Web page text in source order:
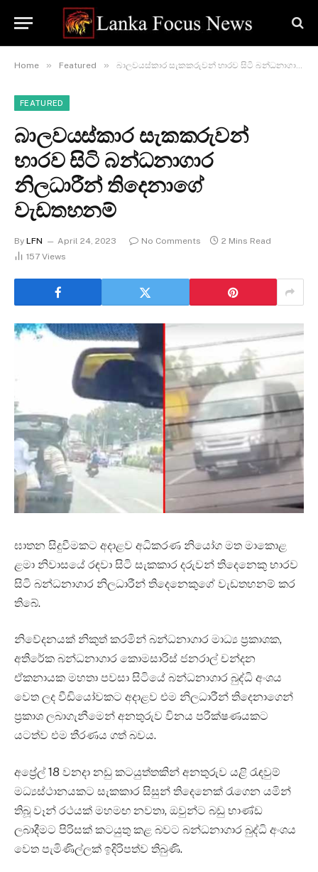
Home » Featured » බාලවයස්කාර සැකකරුවන් භාරව සිටි බන්ධනාගාර නිලධාරීන් තිදෙනාගේ වැඩතහනම්
FEATURED
බාලවයස්කාර සැකකරුවන්
භාරව සිටි බන්ධනාගාර
නිලධාරීන් තිදෙනාගේ
වැඩතහනම්
By LFN April 24, 2023 No Comments
2 Mins Read
157 Views
ඝාතන සිදුවීමකට අදාළව අධිකරණ නියෝග මත මාකොළ
ළමා නිවාසයේ රඳවා සිටි සැකකාර දරුවන් තිදෙනෙකු භාරව
සිටි බන්ධනාගාර නිලධාරීන් තිදෙනෙකුගේ වැඩතහනම් කර
තිබේ.
නිවේදනයක් නිකුත් කරමින් බන්ධනාගාර මාධ්‍ය ප්‍රකාශක,
අතිරේක බන්ධනාගාර කොමසාරිස් ජනරාල් චන්දන
ඒකනායක මහතා පවසා සිටියේ බන්ධනාගාර බුද්ධි අංශය
වෙත ලද වීඩියෝවකට අදාළව එම නිලධාරීන් තිදෙනාගෙන්
ප්‍රකාශ ලබාගැනීමෙන් අනතුරුව විනය පරීක්ෂණයකට
යටත්ව එම තීරණය ගත් බවය.
අප්‍රේල් 18 වනදා නඩු කටයුත්තකින් අනතුරුව යළි රැඳවුම්
මධ්‍යස්ථානයකට සැකකාර සිසුන් තිදෙනෙක් රැගෙන යමින්
තිබූ වෑන් රථයක් මහමඟ නවතා, ඔවුන්ට බඩු භාණ්ඩ
ලබාදීමට පිරිසක් කටයුතු කළ බවට බන්ධනාගාර බුද්ධි අංශය
වෙත පැමිණිල්ලක් ඉදිරිපත්ව තිබුණි.